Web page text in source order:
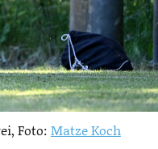
Foto: Matze Koch